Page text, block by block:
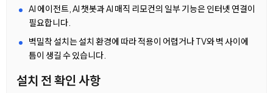
AI 에이전트, AI 챗봇과 AI 매직 리모컨의 일부 기능은 인터넷 연결이
필요합니다.
벽밀착 설치는 설치 환경에 따라 적용이 어렵거나 TV와 벽 사이에
틈이 생길 수 있습니다.
설치 전 확인 사항